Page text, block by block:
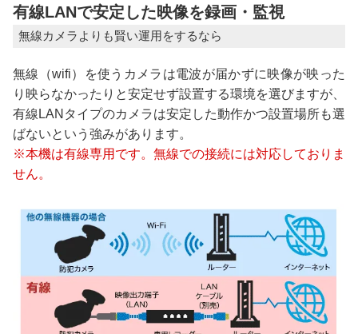
有線LANで安定した映像を録画・監視
無線カメラよりも賢い運用をするなら
無線（wifi）を使うカメラは電波が届かずに映像が映った
り映らなかったりと安定せず設置する環境を選びますが、
有線LANタイプのカメラは安定した動作かつ設置場所も選
ばないという強みがあります。
※本機は有線専用です。無線での接続には対応しておりま
せん。